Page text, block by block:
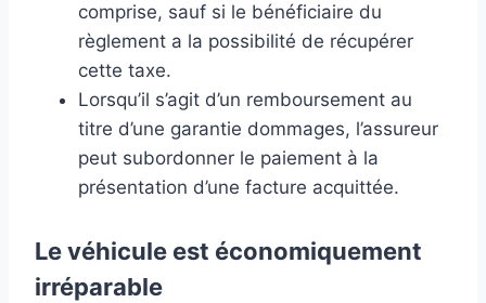
comprise, sauf si le bénéficiaire du
règlement a la possibilité de récupérer
cette taxe.
Lorsqu’il s’agit d’un remboursement au
titre d’une garantie dommages, l’assureur
peut subordonner le paiement à la
présentation d’une facture acquittée.
Le véhicule est économiquement
irréparable